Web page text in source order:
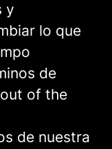
y
lo que
de
of the
de nuestra